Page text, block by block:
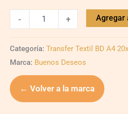
- + Agregar
Categoría: Transfer Textil BD A4
Marca: Buenos Deseos
← Volver a la marca